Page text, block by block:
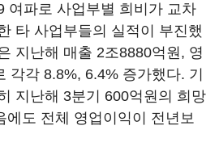
여파로 사업부별 희비가 교차
타 사업부들의 실적이 부진했
지난해 매출 2조8880억원, 영
각각 8.8%, 6.4% 증가했다. 기
지난해 3분기 600억원의 희망
에도 전체 영업이익이 전년보